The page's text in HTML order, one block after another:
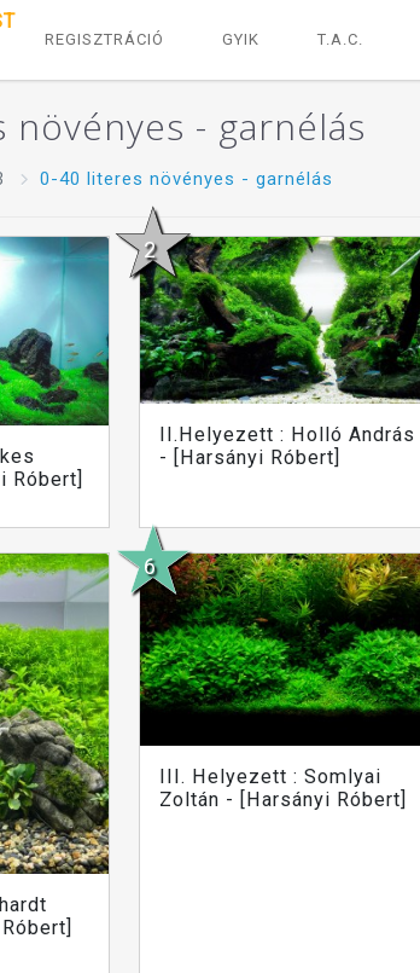
REGISZTRÁCIÓ GYIK T.A.C.
növényes - garnélás
0-40 literes növényes - garnélás
Róbert]
II.Helyezett : Holló András
- [Harsányi Róbert]
III. Helyezett : Somlyai
Zoltán - [Harsányi Róbert]